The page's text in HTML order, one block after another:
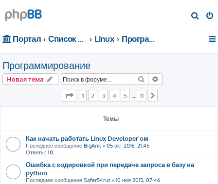
о
Портал Список форумов Linux Программирование
Программирование
Новая тема Поиск
Страница из
1 2 3 4 5 … 11
Темы
Как начать работать Linux Developer'oм
Последнее сообщение BigArik « 05 окт 2016, 21:45
Ответы: 10
Ошибка с кодировкой при передаче запроса в базу на
python
Последнее сообщение Safer54rus « 10 ноя 2015, 07:46